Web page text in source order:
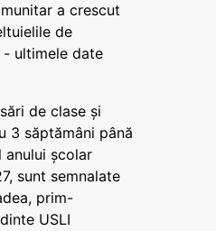
a crescut
de
ultimele date
de clase și
3 săptămâni până
anului școlar
sunt semnalate
prim-
USLI